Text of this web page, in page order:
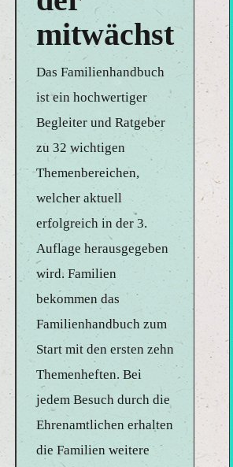
mitwächst
Das Familienhandbuch
ist ein hochwertiger
Begleiter und Ratgeber
zu 32 wichtigen
Themenbereichen,
welcher aktuell
erfolgreich in der 3.
Auflage herausgegeben
wird. Familien
bekommen das
Familienhandbuch zum
Start mit den ersten zehn
Themenheften. Bei
jedem Besuch durch die
Ehrenamtlichen erhalten
die Familien weitere